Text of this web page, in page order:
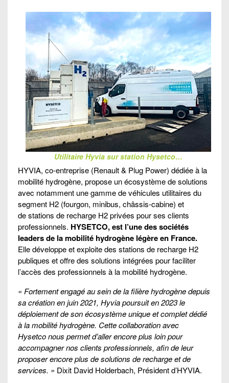
Utilitaire Hyvia sur station Hysetco…
HYVIA, co-entreprise (Renault & Plug Power) dédiée à la
mobilité hydrogène, propose un écosystème de solutions
avec notamment une gamme de véhicules utilitaires du
segment H2 (fourgon, minibus, châssis-cabine) et
de stations de recharge H2 privées pour ses clients
professionnels. HYSETCO, est l’une des sociétés
leaders de la mobilité hydrogène légère en France.
Elle développe et exploite des stations de recharge H2
publiques et offre des solutions intégrées pour faciliter
l’accès des professionnels à la mobilité hydrogène.
« Fortement engagé au sein de la filière hydrogène depuis
sa création en juin 2021, Hyvia poursuit en 2023 le
déploiement de son écosystème unique et complet dédié
à la mobilité hydrogène. Cette collaboration avec
Hysetco nous permet d’aller encore plus loin pour
accompagner nos clients professionnels, afin de leur
proposer encore plus de solutions de recharge et de
services. » Dixit David Holderbach, Président d’HYVIA.